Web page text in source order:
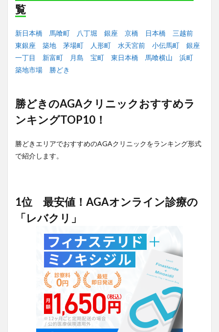
覧
新日本橋 馬喰町 八丁堀 銀座 京橋 日本橋
三越前
東銀座
築地 茅場町 人形町 水天宮前 小伝馬町
銀座
一丁目
新富町 月島 宝町 東日本橋 馬喰横山
浜町
築地市場
勝どき
勝どきのAGAクリニックおすすめラ
ンキングTOP10！
勝どきエリアでおすすめのAGAクリニックをランキング形式
で紹介します。
1位 最安値！AGAオンライン診療の
「レバクリ」